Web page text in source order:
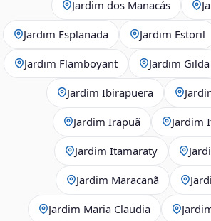
Jardim dos Manacás
Jardim Esplanada Jardim Estoril
Jardim Flamboyant Jardim Gilda
Jardim Ibirapuera
Jardim Irapuã Jardim
Jardim Itamaraty
Jardim Maracanã
Jardim Maria Claudia